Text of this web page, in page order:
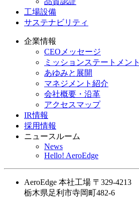
工場設備
サステナビリティ
企業情報
CEOメッセージ
ミッションステートメント
あゆみと展開
マネジメント紹介
会社概要・沿革
アクセスマップ
IR情報
採用情報
ニュースルーム
News
Hello! AeroEdge
AeroEdge 本社工場 〒329-4213
栃木県足利市寺岡町482-6